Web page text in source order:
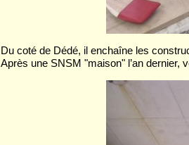
Du coté de Dédé, il enchaîne les
Après une SNSM "maison" l’an dernier,